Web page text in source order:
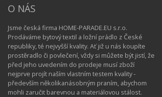
O NÁS
Jsme česká firma HOME-PARADE.EU s.r.o.
Prodáváme bytový textil a ložní prádlo z České
republiky, té nejvyšší kvality. Ať již u nás koupíte
prostěradlo či povlečení, vždy si můžete být jistí, že
před jeho uvedením do prodeje musí zboží
nejprve projít naším vlastním testem kvality -
především několikanásobným praním, abychom
mohli zaručit barevnou a materiálovou stálost.